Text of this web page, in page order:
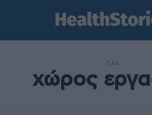
TAG
χώρος